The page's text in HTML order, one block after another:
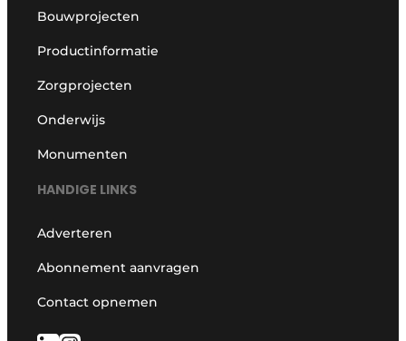
Bouwprojecten
Productinformatie
Zorgprojecten
Onderwijs
Monumenten
HANDIGE LINKS
Adverteren
Abonnement aanvragen
Contact opnemen